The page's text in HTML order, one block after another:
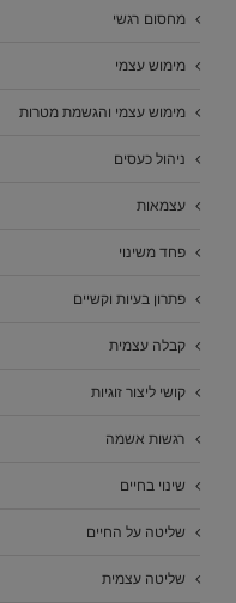
מחסום רגשי
מימוש עצמי
מימוש עצמי והגשמת מטרות
ניהול כעסים
עצמאות
פחד משינוי
פתרון בעיות וקשיים
קבלה עצמית
קושי ליצור זוגיות
רגשות אשמה
שינוי בחיים
שליטה על החיים
שליטה עצמית